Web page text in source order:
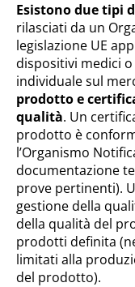
Esistono due tipi
rilasciati da un
legislazione UE
dispositivi medici
individuale sul
prodotto e
qualità. Un
prodotto è
l’Organismo
documentazione
prove pertinenti).
gestione della
della qualità del
prodotti definita
limitati alla
del prodotto).